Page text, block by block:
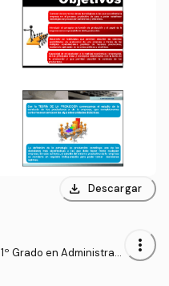
download Descargar
1º Grado en Administraci
more_vert